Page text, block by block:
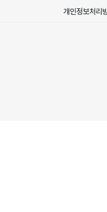
개인정보처리